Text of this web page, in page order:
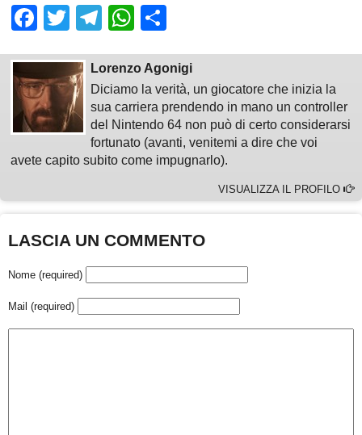
Facebook
TwitterTelegram
WhatsApp
Lorenzo Agonigi
Diciamo la verità, un giocatore che inizia la
sua carriera prendendo in mano un controller
del Nintendo 64 non può di certo considerarsi
fortunato (avanti, venitemi a dire che voi
avete capito subito come impugnarlo).
VISUALIZZA IL PROFILO
LASCIA UN COMMENTO
Nome (required)
Mail (required)